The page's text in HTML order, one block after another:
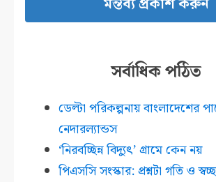
সর্বাধিক পঠিত
ডেল্টা পরিকল্পনায় বাংলাদেশের
নেদারল্যান্ডস
‘নিরবচ্ছিন্ন বিদ্যুৎ’ গ্রামে কেন নয়
পিএসসি সংস্কার: প্রশ্নটা গতি ও